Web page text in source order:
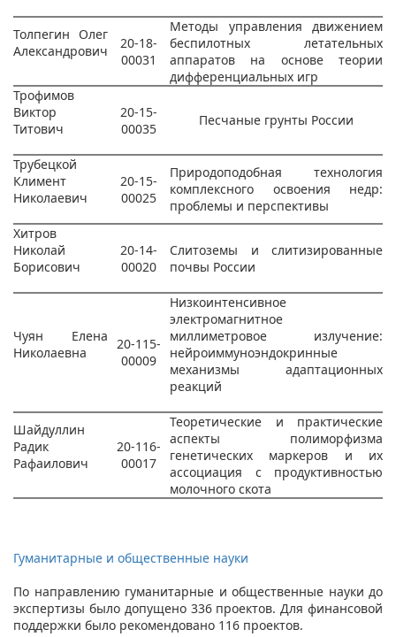
Толпегин Олег
Александрович
20-18-
00031
Методы управления движением
беспилотных летательных
аппаратов на основе теории
дифференциальных игр
Трофимов
Виктор
Титович
20-15-
00035
Песчаные грунты России
Трубецкой
Климент
Николаевич
20-15-
00025
Природоподобная технология
комплексного освоения недр:
проблемы и перспективы
Хитров
Николай
Борисович
20-14-
00020
Слитоземы и слитизированные
почвы России
Чуян Елена
Николаевна
20-115-
00009
Низкоинтенсивное
электромагнитное
миллиметровое излучение:
нейроиммуноэндокринные
механизмы адаптационных
реакций
Шайдуллин
Радик
Рафаилович
20-116-
00017
Теоретические и практические
аспекты полиморфизма
генетических маркеров и их
ассоциация с продуктивностью
молочного скота
Гуманитарные и общественные науки
По направлению гуманитарные и общественные науки до
экспертизы было допущено 336 проектов. Для финансовой
поддержки было рекомендовано 116 проектов.